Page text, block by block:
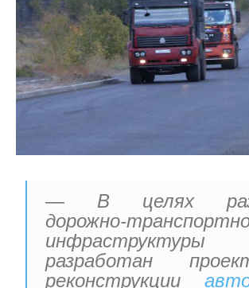
— В целях
дорожно-
инфраструктуры
разработан
реконструкции